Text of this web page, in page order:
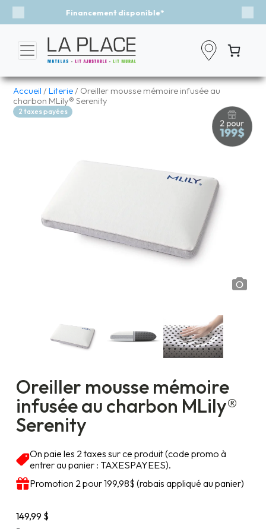
Événement - Un vent de fraîcheur
Previous
Accueil /Literie / Oreiller mousse mémoire infusée au
charbon MLily® Serenity
2 taxes payées
Oreiller mousse mémoire
infusée au charbon MLily®
Serenity
On paie les 2 taxes sur ce produit (code promo à
entrer au panier : TAXESPAYEES).
Promotion 2 pour 199,98$ (rabais appliqué au panier)
149,99 $
-